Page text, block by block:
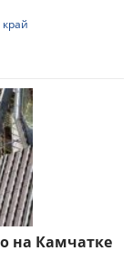
на Камчатке